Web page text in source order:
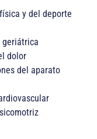
y del deporte
geriátrica
dolor
del aparato